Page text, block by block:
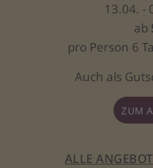
13.04. -
ab
pro Person 6
Auch als
ZUM
ALLE